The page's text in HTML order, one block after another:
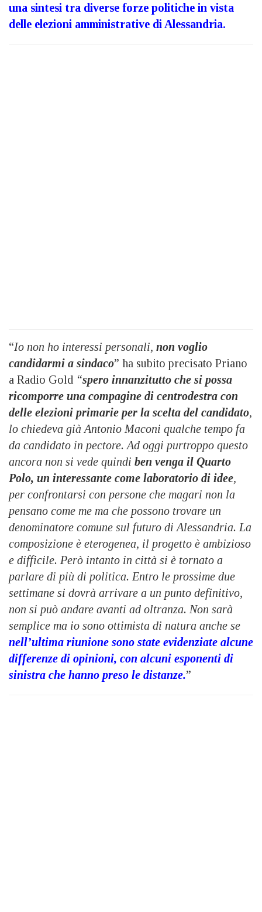
una sintesi tra diverse forze politiche in vista
delle elezioni amministrative di Alessandria.
“Io non ho interessi personali, non voglio
candidarmi a sindaco” ha subito precisato Priano
a Radio Gold “spero innanzitutto che si possa
ricomporre una compagine di centrodestra con
delle elezioni primarie per la scelta del candidato,
lo chiedeva già Antonio Maconi qualche tempo fa
da candidato in pectore. Ad oggi purtroppo questo
ancora non si vede quindi ben venga il Quarto
Polo, un interessante come laboratorio di idee,
per confrontarsi con persone che magari non la
pensano come me ma che possono trovare un
denominatore comune sul futuro di Alessandria. La
composizione è eterogenea, il progetto è ambizioso
e difficile. Però intanto in città si è tornato a
parlare di più di politica. Entro le prossime due
settimane si dovrà arrivare a un punto definitivo,
non si può andare avanti ad oltranza. Non sarà
semplice ma io sono ottimista di natura anche se
nell’ultima riunione sono state evidenziate alcune
differenze di opinioni, con alcuni esponenti di
sinistra che hanno preso le distanze.”